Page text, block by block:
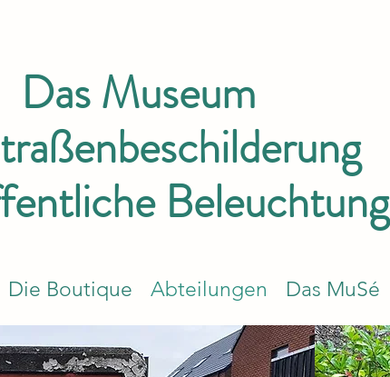
Das Museum
Beleuchtung
Die Boutique Abteilungen Das MuSé